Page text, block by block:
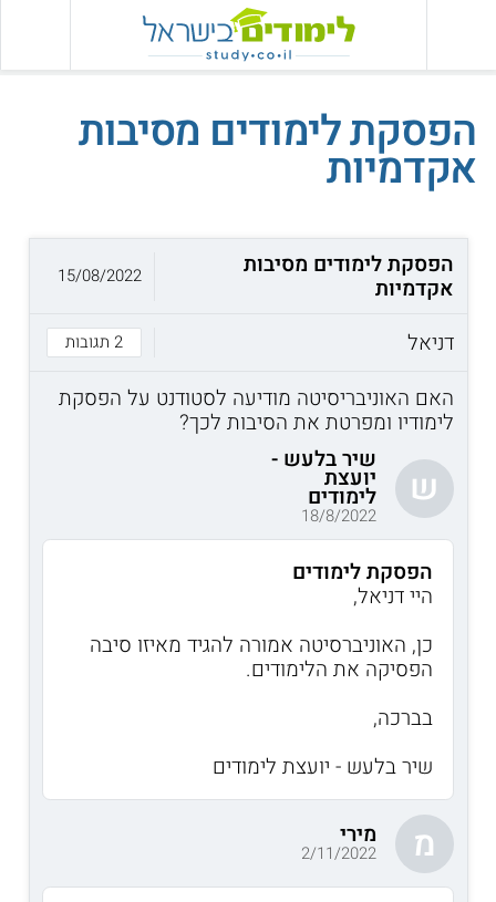
הפסקת לימודים מסיבות
אקדמיות
הפסקת לימודים מסיבות
אקדמיות
דניאל
2 תגובות
15/08/2022
האם האוניבריסיטה מודיעה לסטודנט על הפסקת
לימודיו ומפרטת את הסיבות לכך?
ש
שיר בלעש -
יועצת
לימודים
18/8/2022
הפסקת לימודים
היי דניאל,
כן, האוניברסיטה אמורה להגיד מאיזו סיבה
הפסיקה את הלימודים.
בברכה,
שיר בלעש - יועצת לימודים
מ מירי
2/11/2022